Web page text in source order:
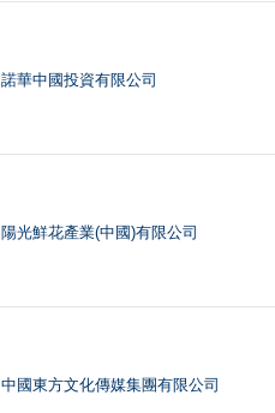
諾華中國投資有限公司
陽光鮮花產業(中國)有限公司
中國東方文化傳媒集團有限公司